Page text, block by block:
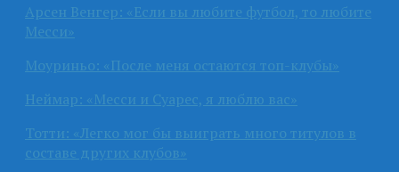
Арсен Венгер: «Если вы любите футбол, то любите
Месси»
Моуриньо: «После меня остаются топ-клубы»
Неймар: «Месси и Суарес, я люблю вас»
Тотти: «Легко мог бы выиграть много титулов в
составе других клубов»